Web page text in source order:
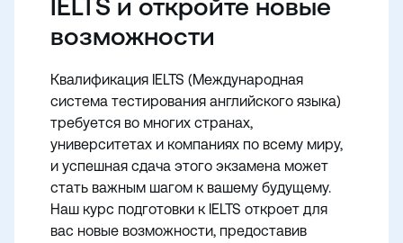
IELTS и откройте новые
возможности
Квалификация IELTS (Международная
система тестирования английского языка)
требуется во многих странах,
университетах и компаниях по всему миру,
и успешная сдача этого экзамена может
стать важным шагом к вашему будущему.
Наш курс подготовки к IELTS откроет для
вас новые возможности, предоставив